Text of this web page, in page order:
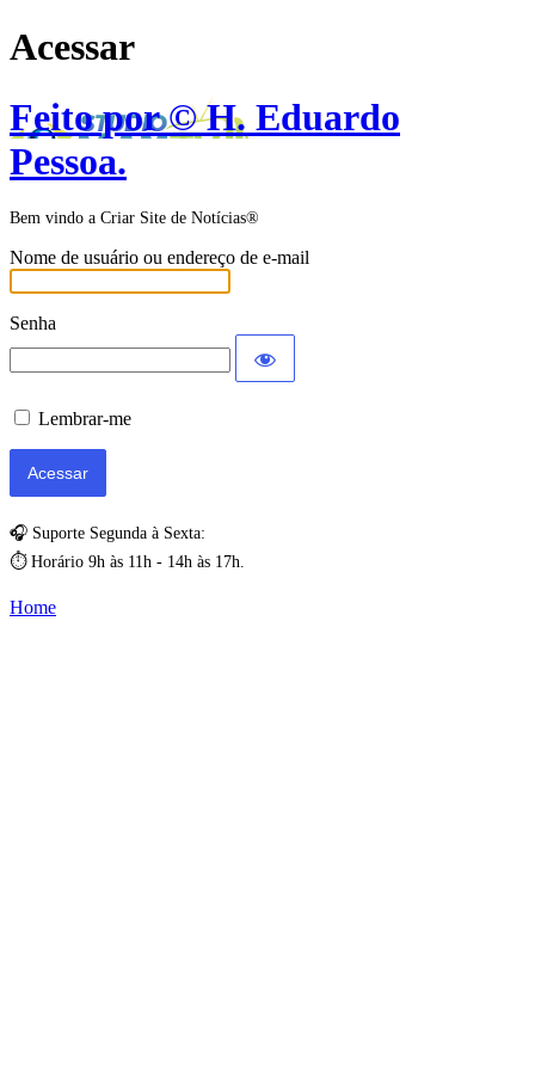
Acessar
Feito por © H. Eduardo
Pessoa.
Bem vindo a Criar Site de Notícias®
Nome de usuário ou endereço de e-mail
Senha
Lembrar-me
🎧 Suporte Segunda à Sexta:
⏱️ Horário 9h às 11h - 14h às 17h.
Home